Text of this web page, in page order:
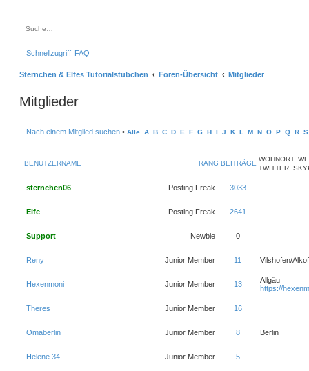
t
e
h
Schnellzugriff FAQ
Sternchen & Elfes Tutorialstübchen Foren-Übersicht Mitglieder
Mitglieder
Nach einem Mitglied suchen • Alle A B C D E F G H I J K L M N O P Q R S
RANG
BENUTZERNAME BEITRÄGE
WOHNORT,
TWITTER,
Posting Freak
sternchen06 3033
Posting Freak
Elfe 2641
Newbie
Support 0
Junior Member
Reny 11 Vilshofen/
Junior Member
Hexenmoni 13
Allgäu
https://
Junior Member
Theres 16
Junior Member
Omaberlin 8 Berlin
Junior Member
Helene 34 5